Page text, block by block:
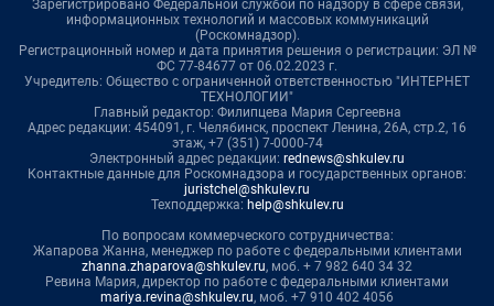
Зарегистрировано Федеральной службой по надзору в сфере связи,
информационных технологий и массовых коммуникаций
(Роскомнадзор).
Регистрационный номер и дата принятия решения о регистрации: ЭЛ №
ФС 77-84677 от 06.02.2023 г.
Учредитель: Общество с ограниченной ответственностью "ИНТЕРНЕТ
ТЕХНОЛОГИИ"
Главный редактор: Филипцева Мария Сергеевна
Адрес редакции: 454091, г. Челябинск, проспект Ленина, 26А, стр.2, 16
этаж, +7 (351) 7-0000-74
Электронный адрес редакции: rednews@shkulev.ru
Контактные данные для Роскомнадзора и государственных органов:
juristchel@shkulev.ru
Техподдержка: help@shkulev.ru
По вопросам коммерческого сотрудничества:
Жапарова Жанна, менеджер по работе с федеральными клиентами
zhanna.zhaparova@shkulev.ru, моб. + 7 982 640 34 32
Ревина Мария, директор по работе с федеральными клиентами
mariya.revina@shkulev.ru, моб. +7 910 402 4056